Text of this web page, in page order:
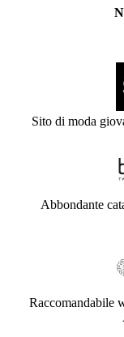
Sito di moda
Abbondante
Raccomandabile